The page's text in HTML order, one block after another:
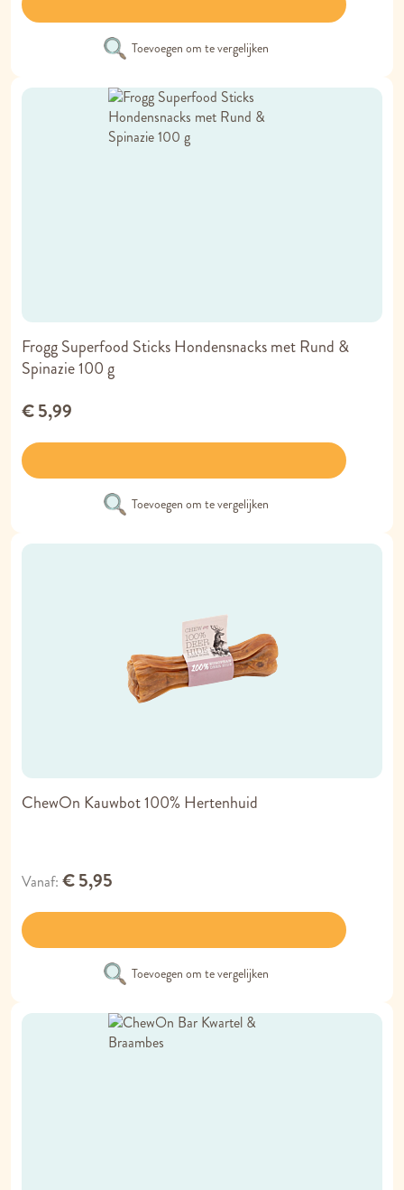
Toevoegen om te vergelijken
Frogg Superfood Sticks Hondensnacks met Rund &
Spinazie 100 g
€ 5,99
Toevoegen om te vergelijken
ChewOn Kauwbot 100% Hertenhuid
Vanaf € 5,95
Toevoegen om te vergelijken